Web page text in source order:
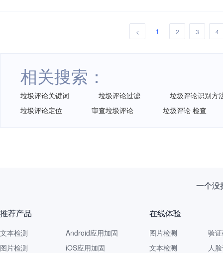
< 1 2 3 4
相关搜索：
垃圾评论关键词 垃圾评论过滤
垃圾评论识别方
垃圾评论定位
审查垃圾评论 垃圾评论 检查
一个没
推荐产品
文本检测
图片检测
Android应用加固
iOS应用加固
在线体验
图片检测
文本检测
验
人